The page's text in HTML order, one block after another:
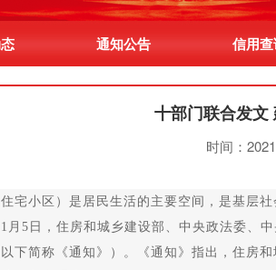
通知公告 信用
十部门联合发文
时间：
宅小区）是居民生活的主要空间，是基层
月5日，住房和城乡建设部、中央政法委、
下简称《通知》）。《通知》指出，住房